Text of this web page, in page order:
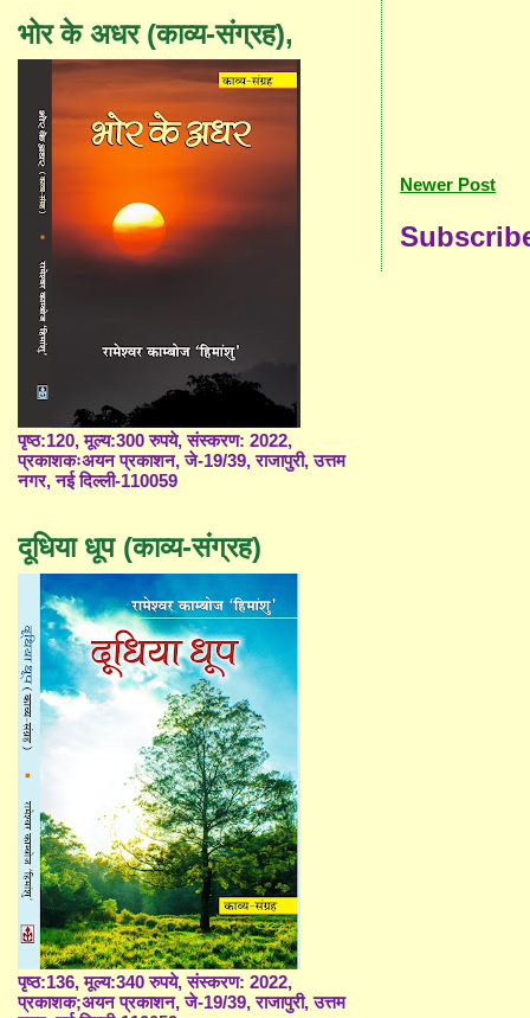
Newer Post
भोर के अधर (काव्य-संग्रह),
पृष्ठ:120, मूल्य:300 रुपये, संस्करण: 2022,
प्रकाशकःअयन प्रकाशन, जे-19/39, राजापुरी, उत्तम
नगर, नई दिल्ली-110059
दूधिया धूप (काव्य-संग्रह)
पृष्ठ:136, मूल्य:340 रुपये, संस्करण: 2022,
प्रकाशक;अयन प्रकाशन, जे-19/39, राजापुरी, उत्तम